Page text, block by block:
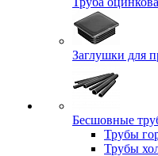
Заглушки для
Бесшовные
Трубы
Трубы